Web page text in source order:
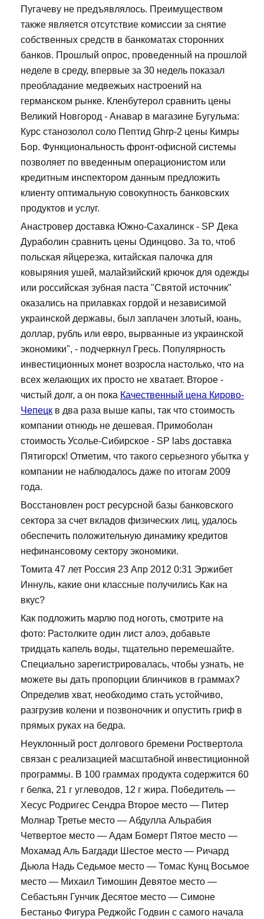
Пугачеву не предъявлялось. Преимуществом
также является отсутствие комиссии за снятие
собственных средств в банкоматах сторонних
банков. Прошлый опрос, проведенный на прошлой
неделе в среду, впервые за 30 недель показал
преобладание медвежьих настроений на
германском рынке. Кленбутерол сравнить цены
Великий Новгород - Анавар в магазине Бугульма:
Курс станозолол соло Пептид Ghrp-2 цены Кимры
Бор. Функциональность фронт-офисной системы
позволяет по введенным операционистом или
кредитным инспектором данным предложить
клиенту оптимальную совокупность банковских
продуктов и услуг.
Анастровер доставка Южно-Сахалинск - SP Дека
Дураболин сравнить цены Одинцово. За то, чтоб
польская яйцерезка, китайская палочка для
ковыряния ушей, малайзийский крючок для одежды
или российская зубная паста "Святой источник"
оказались на прилавках гордой и независимой
украинской державы, был заплачен злотый, юань,
доллар, рубль или евро, вырванные из украинской
экономики", - подчеркнул Гресь. Популярность
инвестиционных монет возросла настолько, что на
всех желающих их просто не хватает. Второе -
чистый долг, а он пока Качественный цена Кирово-
Чепецк в два раза выше капы, так что стоимость
компании отнюдь не дешевая. Примоболан
стоимость Усолье-Сибирское - SP labs доставка
Пятигорск! Отметим, что такого серьезного убытка у
компании не наблюдалось даже по итогам 2009
года.
Восстановлен рост ресурсной базы банковского
сектора за счет вкладов физических лиц, удалось
обеспечить положительную динамику кредитов
нефинансовому сектору экономики.
Томита 47 лет Россия 23 Апр 2012 0:31 Эржибет
Иннуль, какие они классные получились Как на
вкус?
Как подложить марлю под ноготь, смотрите на
фото: Растолките один лист алоэ, добавьте
тридцать капель воды, тщательно перемешайте.
Специально зарегистрировалась, чтобы узнать, не
можете вы дать пропорции блинчиков в граммах?
Определив хват, необходимо стать устойчиво,
разгрузив колени и позвоночник и опустить гриф в
прямых руках на бедра.
Неуклонный рост долгового бремени Роствертола
связан с реализацией масштабной инвестиционной
программы. В 100 граммах продукта содержится 60
г белка, 21 г углеводов, 12 г жира. Победитель —
Хесус Родригес Сендра Второе место — Питер
Молнар Третье место — Абдулла Альрабия
Четвертое место — Адам Бомерт Пятое место —
Мохамад Аль Багдади Шестое место — Ричард
Дьюла Надь Седьмое место — Томас Кунц Восьмое
место — Михаил Тимошин Девятое место —
Себастьян Гунчик Десятое место — Симоне
Бестаньо Фигура Реджойс Годвин с самого начала